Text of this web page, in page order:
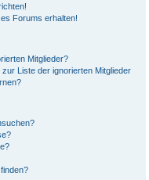
Forums erhalten!
Mitglieder?
Liste der ignorierten Mitglieder